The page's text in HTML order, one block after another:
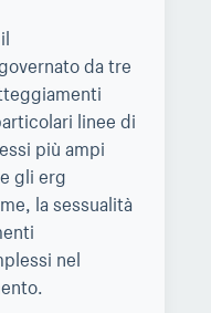
da tre
linee di
più ampi
gli erg
la sessualità
nel